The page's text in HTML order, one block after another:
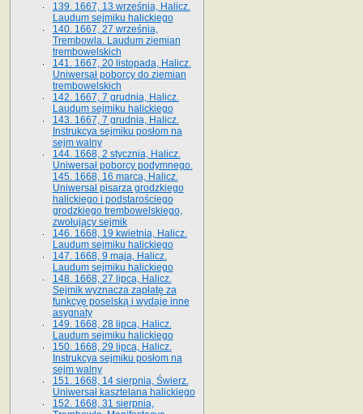
139. 1667, 13 września, Halicz.
Laudum sejmiku halickiego
140. 1667, 27 września,
Trembowla. Laudum ziemian
trembowelskich
141. 1667, 20 listopada, Halicz.
Uniwersał poborcy do ziemian
trembowelskich
142. 1667, 7 grudnia, Halicz.
Laudum sejmiku halickiego
143. 1667, 7 grudnia, Halicz.
Instrukcya sejmiku posłom na
sejm walny
144. 1668, 2 stycznia, Halicz.
Uniwersał poborcy podymnego.
145. 1668, 16 marca, Halicz.
Uniwersał pisarza grodzkiego
halickiego i podstarościego
grodzkiego trembowelskiego,
zwołujący sejmik
146. 1668, 19 kwietnia, Halicz.
Laudum sejmiku halickiego
147. 1668, 9 maja, Halicz.
Laudum sejmiku halickiego
148. 1668, 27 lipca, Halicz.
Sejmik wyznacza zapłatę za
funkcyę poselską i wydaje inne
asygnaty
149. 1668, 28 lipca, Halicz.
Laudum sejmiku halickiego
150. 1668, 29 lipca, Halicz.
Instrukcya sejmiku posłom na
sejm walny
151. 1668, 14 sierpnia, Świerz.
Uniwersał kasztelana halickiego
152. 1668, 31 sierpnia,